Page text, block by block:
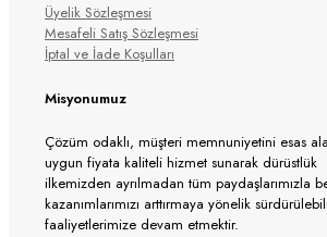
Üyelik Sözleşmesi
Mesafeli Satış Sözleşmesi
İptal ve İade Koşulları
Misyonumuz
Çözüm odaklı, müşteri memnuniyetini esas
uygun fiyata kaliteli hizmet sunarak dürüstlük
ilkemizden ayrılmadan tüm paydaşlarımızla
kazanımlarımızı arttırmaya yönelik
faaliyetlerimize devam etmektir.